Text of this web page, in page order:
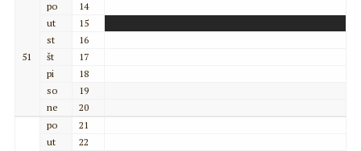
51
po
14
ut
15
st
16
št
17
pi
18
so
19
ne
20
po
21
ut
22